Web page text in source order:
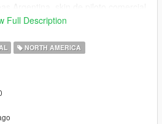
Argentina, comercial pilot skin
❓
Full Description
NORTH AMERICA